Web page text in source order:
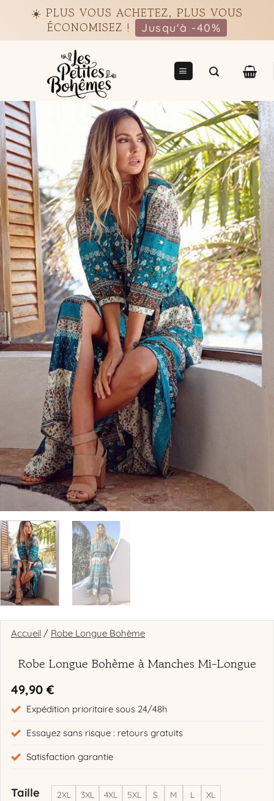
☀️ PLUS VOUS ACHETEZ, PLUS VOUS
ÉCONOMISEZ !
Jusqu'à -40%
Accueil / Robe Longue Bohème
Robe Longue Bohème à Manches Mi-Longue
49,90 €
Expédition prioritaire sous 24/48h
Essayez sans risque : retours gratuits
Satisfaction garantie
Taille 2XL 3XL 4XL 5XL S M L XL